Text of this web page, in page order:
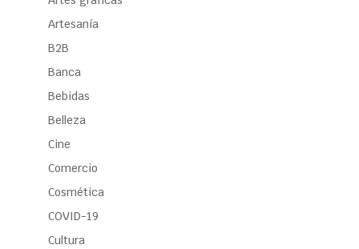
Artesanía
B2B
Banca
Bebidas
Belleza
Cine
Comercio
Cosmética
COVID-19
Cultura